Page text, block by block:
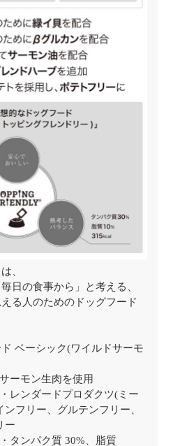
、
日の食事から」と考える、
る人のためのドッグフード
ド ベーシック(ワイルドサーモ
ーモン生肉を使用
レンダードプロダクツ(ミー
ンフリー、グルテンフリー、
ー
タンパク質 30%、脂質